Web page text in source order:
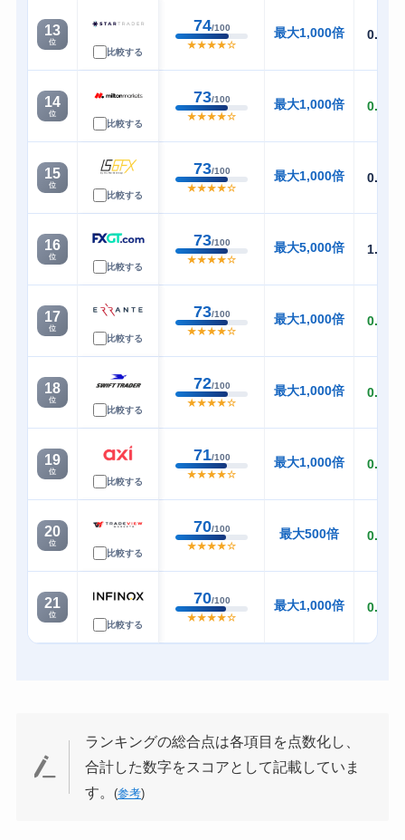
ランキングの総合点は各項目を点数化し、
合計した数字をスコアとして記載していま
す。(参考)